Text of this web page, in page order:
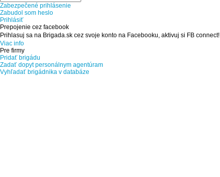
Zabezpečené prihlásenie
Zabudol som heslo
Prihlásiť
Prepojenie cez facebook
Prihlasuj sa na Brigada.sk cez svoje konto na Facebooku, aktivuj si FB connect!
Viac info
Pre firmy
Pridať brigádu
Zadať dopyt personálnym agentúram
Vyhľadať brigádnika v databáze